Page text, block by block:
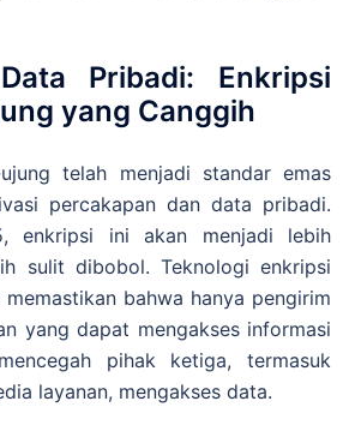
Pribadi: Enkripsi
yang Canggih
telah menjadi standar emas
percakapan dan data pribadi.
enkripsi ini akan menjadi lebih
sulit dibobol. Teknologi enkripsi
bahwa hanya pengirim
yang dapat mengakses informasi
pihak ketiga, termasuk
layanan, mengakses data.